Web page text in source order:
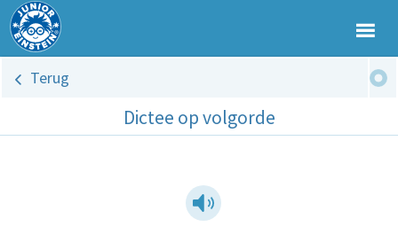
Terug
Dictee op volgorde